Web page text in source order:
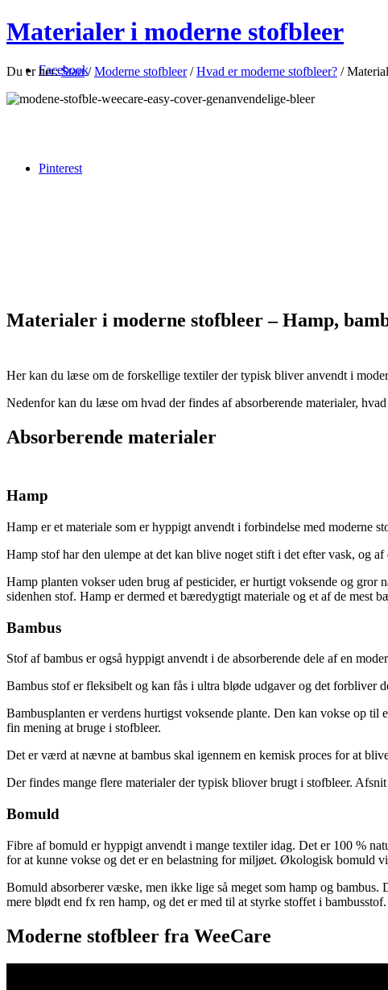
Facebook
Pinterest
Materialer i moderne stofbleer
Du er her: Start / Moderne stofbleer / Hvad er moderne stofbleer? /
Materialer i moderne stofbleer – Hamp,
Her kan du læse om de forskellige textiler der typisk bliver anvendt i
Nedenfor kan du læse om hvad der findes af absorberende materialer,
Absorberende materialer
Hamp
Hamp er et materiale som er hyppigt anvendt i forbindelse med moderne
Hamp stof har den ulempe at det kan blive noget stift i det efter vask, og
Hamp planten vokser uden brug af pesticider, er hurtigt voksende og
sidenhen stof. Hamp er dermed et bæredygtigt materiale og et af de mest
Bambus
Stof af bambus er også hyppigt anvendt i de absorberende dele af en
Bambus stof er fleksibelt og kan fås i ultra bløde udgaver og det forbliver
Bambusplanten er verdens hurtigst voksende plante. Den kan vokse op
fin mening at bruge i stofbleer.
Det er værd at nævne at bambus skal igennem en kemisk proces for at
Der findes mange flere materialer der typisk bliover brugt i stofbleer.
Bomuld
Fibre af bomuld er hyppigt anvendt i mange textiler idag. Det er 100 %
for at kunne vokse og det er en belastning for miljøet. Økologisk bomuld
Bomuld absorberer væske, men ikke lige så meget som hamp og
mere blødt end fx ren hamp, og det er med til at styrke stoffet i bambusstof.
Moderne stofbleer fra WeeCare